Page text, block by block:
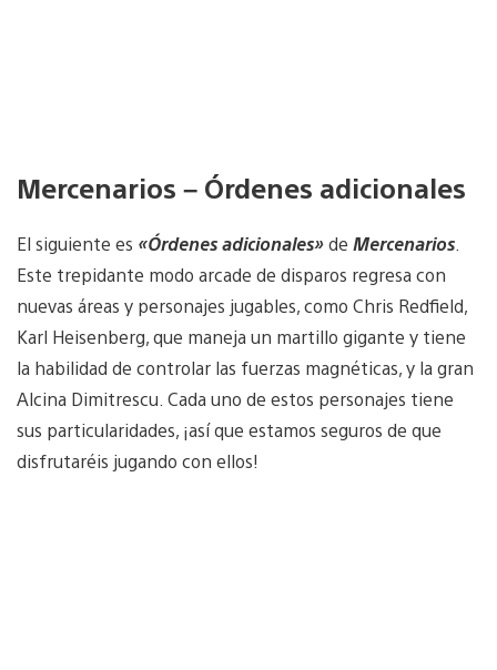
Mercenarios – Órdenes adicionales
El siguiente es «Órdenes adicionales»de Mercenarios.
Este trepidante modo arcade de disparos regresa con
nuevas áreas y personajes jugables, como Chris Redfield,
Karl Heisenberg, que maneja un martillo gigante y tiene
la habilidad de controlar las fuerzas magnéticas, y la gran
Alcina Dimitrescu. Cada uno de estos personajes tiene
sus particularidades, ¡así que estamos seguros de que
disfrutaréis jugando con ellos!